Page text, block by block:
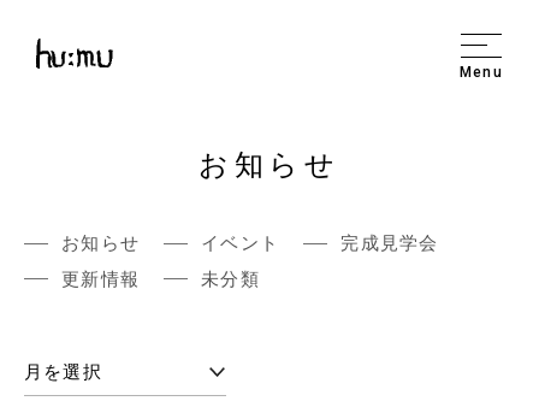
Menu
お知らせ
お知らせ イベント
完成見学会
更新情報
未分類